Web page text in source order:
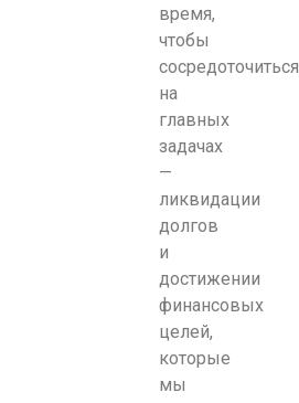
время,
чтобы
сосредоточиться
на
главных
задачах
—
ликвидации
долгов
и
достижении
финансовых
целей,
которые
мы